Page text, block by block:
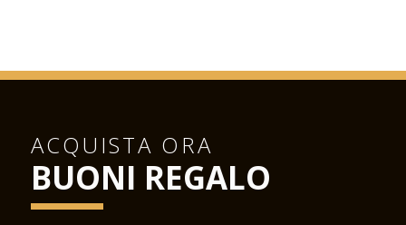
ACQUISTA ORA
BUONI REGALO